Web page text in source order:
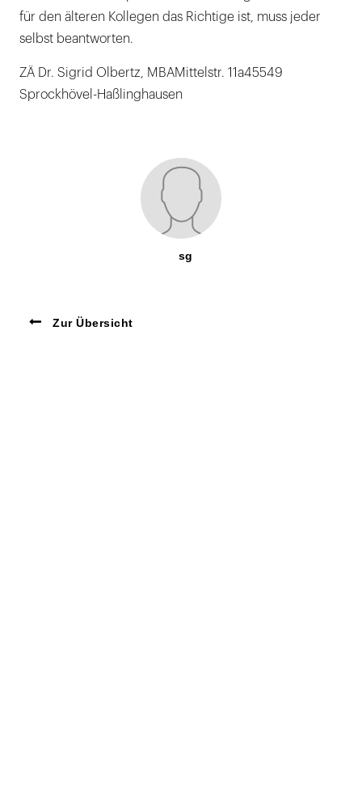
für den älteren Kollegen das Richtige ist, muss jeder
selbst beantworten.
ZÄ Dr. Sigrid Olbertz, MBAMittelstr. 11a45549
Sprockhövel-Haßlinghausen
sg
Zur Übersicht